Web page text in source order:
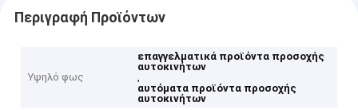
Περιγραφή Προϊόντων
Υψηλό φως
επαγγελματικά προϊόντα προσοχής
αυτοκινήτων
,
αυτόματα προϊόντα προσοχής
αυτοκινήτων